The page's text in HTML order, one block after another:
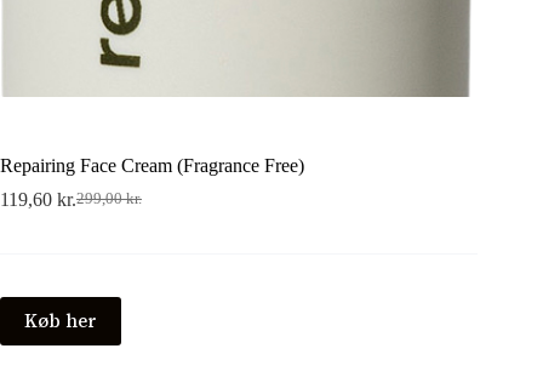
Repairing Face Cream (Fragrance Free)
299,00kr.
Den
299,00 kr..
119,60 kr.Den
119,60 kr..
Køb her